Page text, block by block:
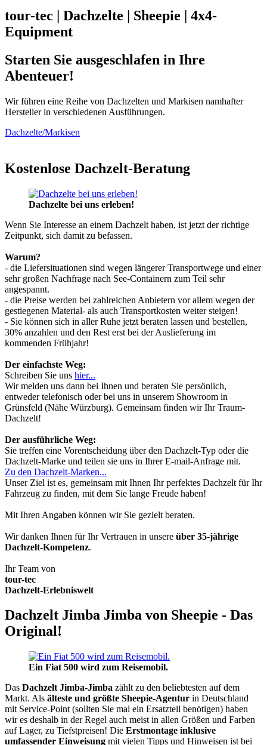
tour-tec | Dachzelte | Sheepie | 4x4-
Equipment
Starten Sie ausgeschlafen in Ihre
Abenteuer!
Wir führen eine Reihe von Dachzelten und Markisen namhafter
Hersteller in verschiedenen Ausführungen.
Dachzelte/Markisen
Kostenlose Dachzelt-Beratung
Dachzelte bei uns erleben!
Wenn Sie Interesse an einem Dachzelt haben, ist jetzt der richtige
Zeitpunkt, sich damit zu befassen.
Warum?
- die Liefersituationen sind wegen längerer Transportwege und einer
sehr großen Nachfrage nach See-Containern zum Teil sehr
angespannt.
- die Preise werden bei zahlreichen Anbietern vor allem wegen der
gestiegenen Material- als auch Transportkosten weiter steigen!
- Sie können sich in aller Ruhe jetzt beraten lassen und bestellen,
30% anzahlen und den Rest erst bei der Auslieferung im
kommenden Frühjahr!
Der einfachste Weg:
Schreiben Sie uns hier...
Wir melden uns dann bei Ihnen und beraten Sie persönlich,
entweder telefonisch oder bei uns in unserem Showroom in
Grünsfeld (Nähe Würzburg). Gemeinsam finden wir Ihr Traum-
Dachzelt!
Der ausführliche Weg:
Sie treffen eine Vorentscheidung über den Dachzelt-Typ oder die
Dachzelt-Marke und teilen sie uns in Ihrer E-mail-Anfrage mit.
Zu den Dachzelt-Marken...
Unser Ziel ist es, gemeinsam mit Ihnen Ihr perfektes Dachzelt für Ihr
Fahrzeug zu finden, mit dem Sie lange Freude haben!
Mit Ihren Angaben können wir Sie gezielt beraten.
Wir danken Ihnen für Ihr Vertrauen in unsere über 35-jährige
Dachzelt-Kompetenz.
Ihr Team von
tour-tec
Dachzelt-Erlebniswelt
Dachzelt Jimba Jimba von Sheepie - Das
Original!
Ein Fiat 500 wird zum Reisemobil.
Das Dachzelt Jimba-Jimba zählt zu den beliebtesten auf dem
Markt. Als älteste und größte Sheepie-Agentur in Deutschland
mit Service-Point (sollten Sie mal ein Ersatzteil benötigen) haben
wir es deshalb in der Regel auch meist in allen Größen und Farben
auf Lager, zu Tiefstpreisen! Die Erstmontage inklusive
umfassender Einweisung mit vielen Tipps und Hinweisen ist bei